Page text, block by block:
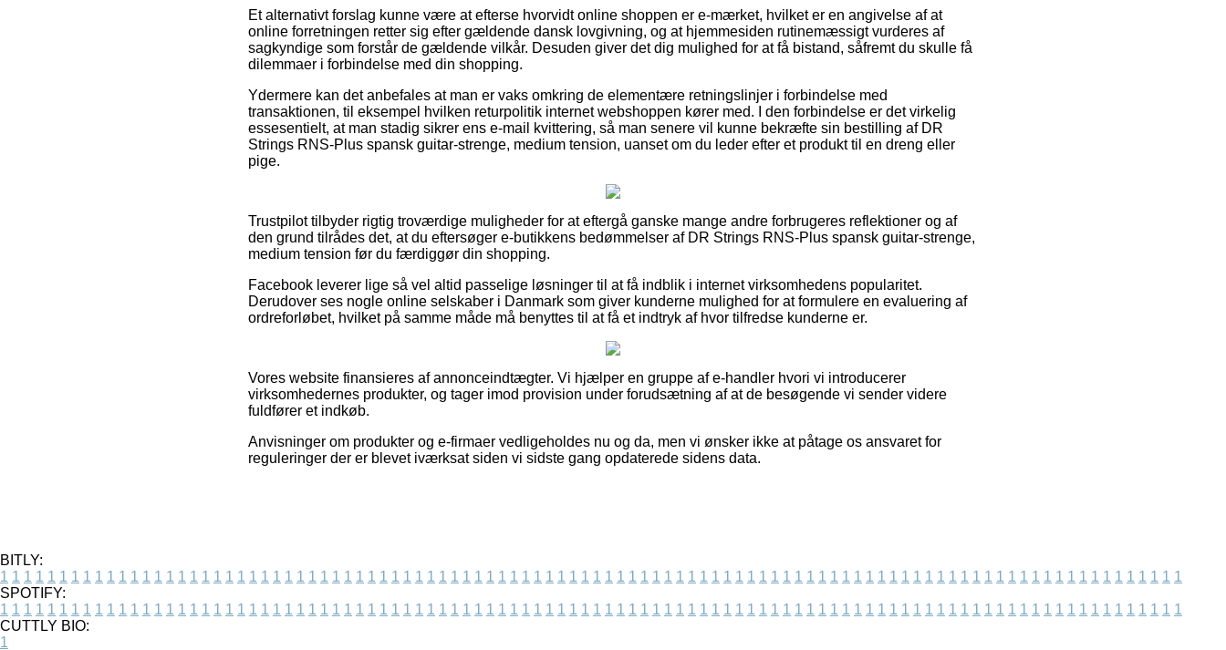
Et alternativt forslag kunne være at efterse hvorvidt online shoppen er e-mærket, hvilket er en angivelse af at
online forretningen retter sig efter gældende dansk lovgivning, og at hjemmesiden rutinemæssigt vurderes af
sagkyndige som forstår de gældende vilkår. Desuden giver det dig mulighed for at få bistand, såfremt du skulle få
dilemmaer i forbindelse med din shopping.
Ydermere kan det anbefales at man er vaks omkring de elementære retningslinjer i forbindelse med
transaktionen, til eksempel hvilken returpolitik internet webshoppen kører med. I den forbindelse er det virkelig
essesentielt, at man stadig sikrer ens e-mail kvittering, så man senere vil kunne bekræfte sin bestilling af DR
Strings RNS-Plus spansk guitar-strenge, medium tension, uanset om du leder efter et produkt til en dreng eller
pige.
Trustpilot tilbyder rigtig troværdige muligheder for at eftergå ganske mange andre forbrugeres reflektioner og af
den grund tilrådes det, at du eftersøger e-butikkens bedømmelser af DR Strings RNS-Plus spansk guitar-strenge,
medium tension før du færdiggør din shopping.
Facebook leverer lige så vel altid passelige løsninger til at få indblik i internet virksomhedens popularitet.
Derudover ses nogle online selskaber i Danmark som giver kunderne mulighed for at formulere en evaluering af
ordreforløbet, hvilket på samme måde må benyttes til at få et indtryk af hvor tilfredse kunderne er.
Vores website finansieres af annonceindtægter. Vi hjælper en gruppe af e-handler hvori vi introducerer
virksomhedernes produkter, og tager imod provision under forudsætning af at de besøgende vi sender videre
fuldfører et indkøb.
Anvisninger om produkter og e-firmaer vedligeholdes nu og da, men vi ønsker ikke at påtage os ansvaret for
reguleringer der er blevet iværksat siden vi sidste gang opdaterede sidens data.
BITLY:
1 1 1 1 1 1 1 1 1 1 1 1 1 1 1 1 1 1 1 1 1 1 1 1 1 1 1 1 1 1 1 1 1 1 1 1 1 1 1 1 1 1 1 1 1 1 1 1 1 1 1 1 1 1 1 1 1 1 1 1 1 1 1 1 1 1 1 1 1 1 1 1 1 1 1 1 1 1 1 1 1 1 1 1 1 1 1 1 1 1 1 1 1 1 1 1 1 1 1 1
SPOTIFY:
1 1 1 1 1 1 1 1 1 1 1 1 1 1 1 1 1 1 1 1 1 1 1 1 1 1 1 1 1 1 1 1 1 1 1 1 1 1 1 1 1 1 1 1 1 1 1 1 1 1 1 1 1 1 1 1 1 1 1 1 1 1 1 1 1 1 1 1 1 1 1 1 1 1 1 1 1 1 1 1 1 1 1 1 1 1 1 1 1 1 1 1 1 1 1 1 1 1 1 1
CUTTLY BIO:
1